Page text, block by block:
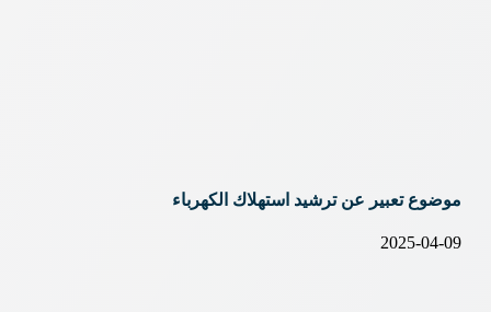
موضوع تعبير عن ترشيد استهلاك الكهرباء
2025-04-09